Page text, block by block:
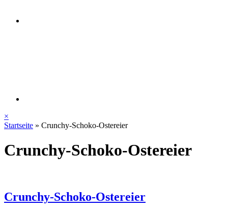
×
Startseite » Crunchy-Schoko-Ostereier
Crunchy-Schoko-Ostereier
Crunchy-Schoko-Ostereier